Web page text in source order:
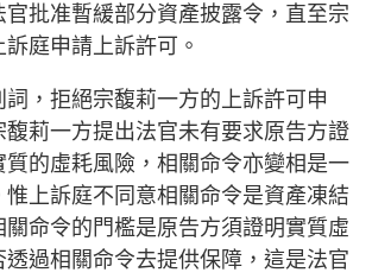
官批准暫緩部分資產披露令，直至宗
庭申請上訴許可。
詞，拒絕宗馥莉一方的上訴許可申
莉一方提出法官未有要求原告方證
質的虛耗風險，相關命令亦變相是一
上訴庭不同意相關命令是資產凍結
關命令的門檻是原告方須證明實質虛
過相關命令去提供保障，這是法官